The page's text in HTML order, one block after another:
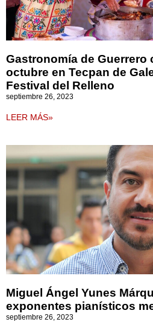
Gastronomía de Guerrero
octubre en Tecpan de
Festival del Relleno
septiembre 26, 2023
LEER MÁS»
Miguel Ángel Yunes
exponentes pianísticos
septiembre 26, 2023